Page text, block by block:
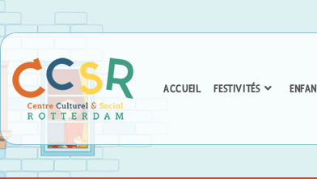
ACCUEIL FESTIVITÉS